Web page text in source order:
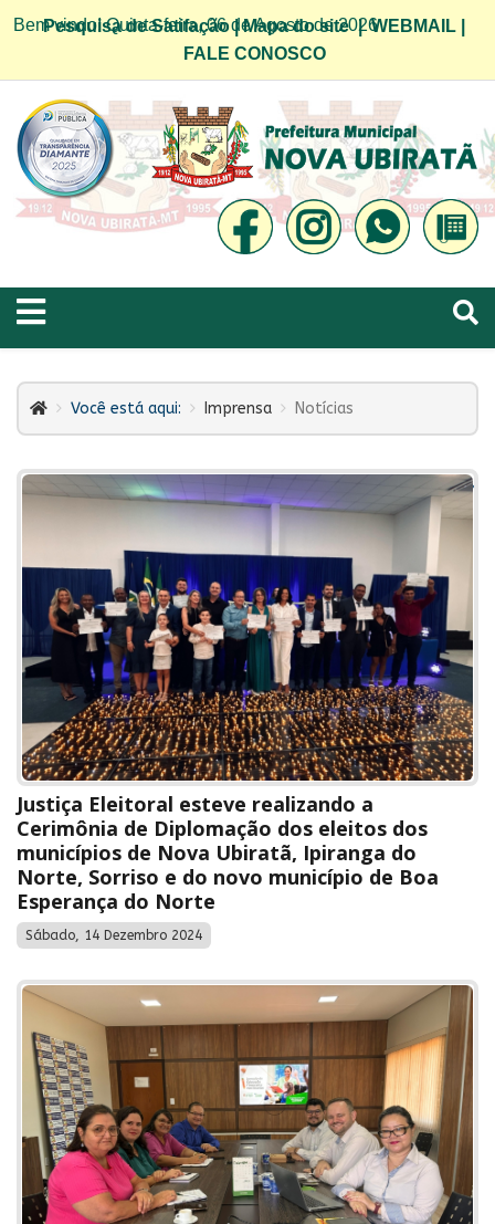
Bem vindo! Quinta-feira, 06 de Agosto de 2026
Pesquisa de Satifação|Mapa do site|WEBMAIL
FALE CONOSCO
Você está aqui: Imprensa Notícias
Justiça Eleitoral esteve realizando a
Cerimônia de Diplomação dos eleitos dos
municípios de Nova Ubiratã, Ipiranga do
Norte, Sorriso e do novo município de Boa
Esperança do Norte
Sábado, 14 Dezembro 2024